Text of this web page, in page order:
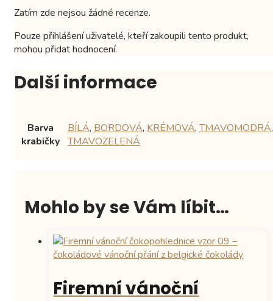
Zatím zde nejsou žádné recenze.
Pouze přihlášení uživatelé, kteří zakoupili tento produkt,
mohou přidat hodnocení.
Další informace
Barva
krabičky
BÍLÁ, BORDOVÁ, KRÉMOVÁ,TMAVOMODRÁ,
TMAVOZELENÁ
Mohlo by se Vám líbit…
Firemní vánoční